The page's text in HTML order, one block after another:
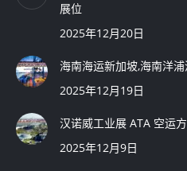
展位
2025年12月20日
海南海运新加坡,海南洋
2025年12月19日
汉诺威工业展 ATA 空运
2025年12月9日